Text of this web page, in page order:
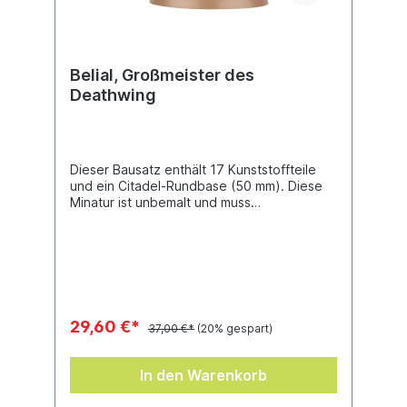
Belial, Großmeister des
Deathwing
Dieser Bausatz enthält 17 Kunststoffteile
und ein Citadel-Rundbase (50 mm). Diese
Minatur ist unbemalt und muss
29,60 €* 37,00 €* (20% gespart)
In den Warenkorb